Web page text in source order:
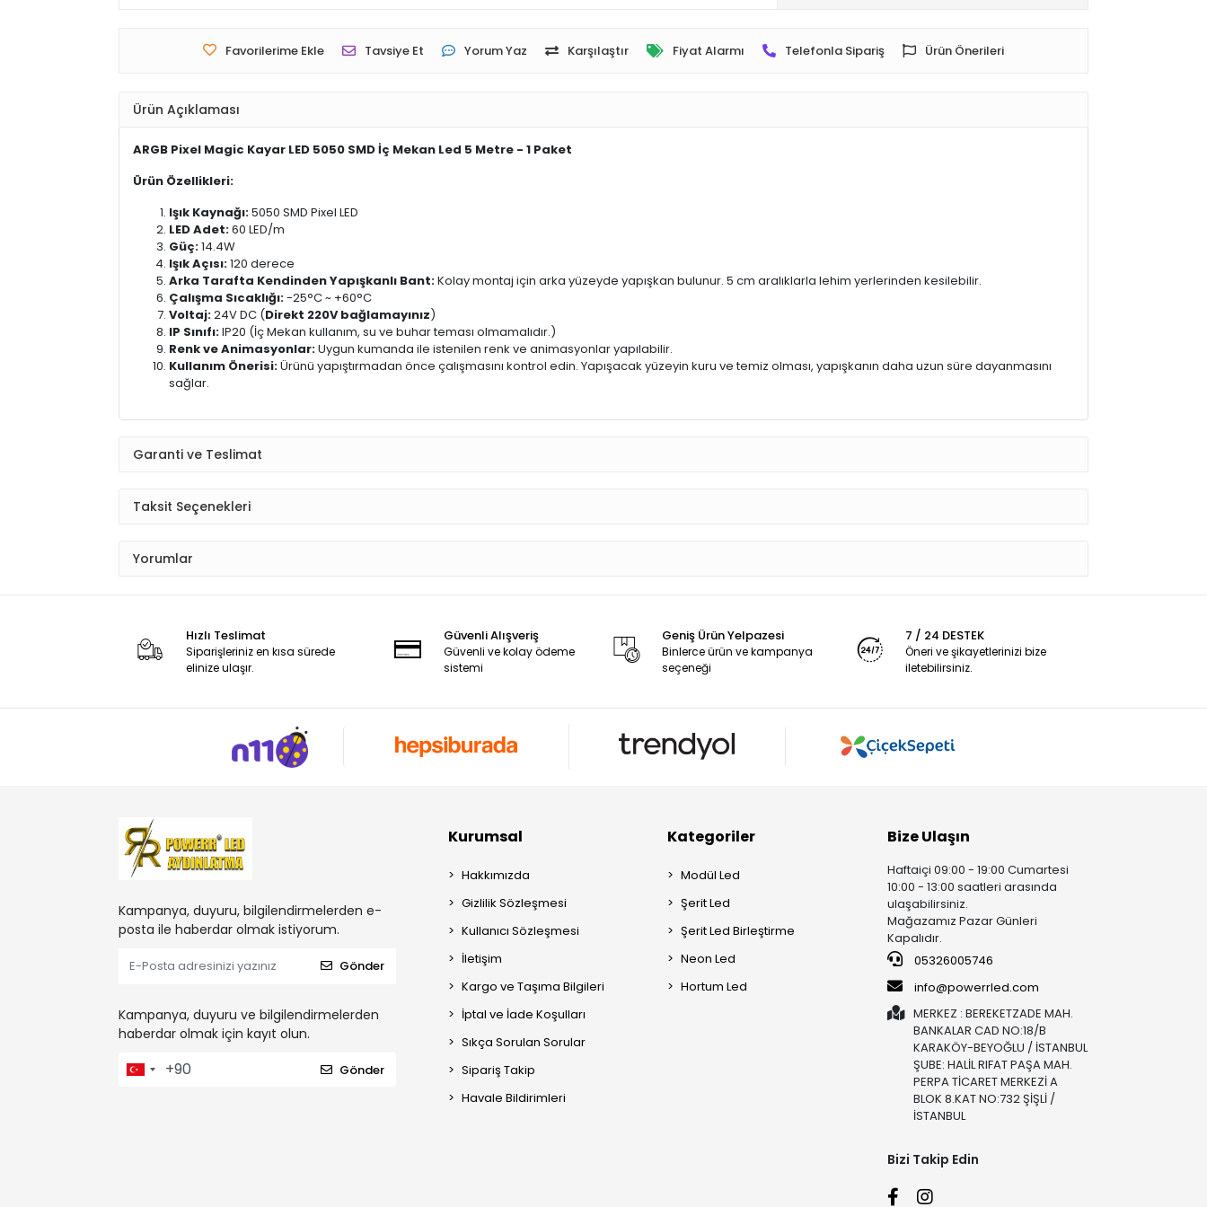
Favorilerime Ekle Tavsiye Et Yorum Yaz Karşılaştır Fiyat Alarmı Telefonla Sipariş Ürün Önerileri
Ürün Açıklaması
ARGB Pixel Magic Kayar LED 5050 SMD İç Mekan Led 5 Metre - 1 Paket
Ürün Özellikleri:
Işık Kaynağı:5050 SMD Pixel LED
LED Adet:60 LED/m
Güç:14.4W
Işık Açısı:120 derece
Arka Tarafta Kendinden Yapışkanlı Bant:Kolay montaj için arka yüzeyde yapışkan bulunur. 5 cm aralıklarla lehim yerlerinden kesilebilir.
Çalışma Sıcaklığı:-25°C ~ +60°C
Voltaj:24V DC (Direkt 220V bağlamayınız)
IP Sınıfı:IP20 (İç Mekan kullanım, su ve buhar teması olmamalıdır.)
Renk ve Animasyonlar:Uygun kumanda ile istenilen renk ve animasyonlar yapılabilir.
Kullanım Önerisi:Ürünü yapıştırmadan önce çalışmasını kontrol edin. Yapışacak yüzeyin kuru ve temiz olması, yapışkanın daha uzun süre dayanmasını
sağlar.
Garanti ve Teslimat
Taksit Seçenekleri
Yorumlar
Hızlı Teslimat
Siparişleriniz en kısa sürede
elinize ulaşır.
Güvenli Alışveriş
Güvenli ve kolay ödeme
sistemi
Geniş Ürün Yelpazesi
Binlerce ürün ve kampanya
seçeneği
7 / 24 DESTEK
Öneri ve şikayetlerinizi bize
iletebilirsiniz.
Kampanya, duyuru, bilgilendirmelerden e-
posta ile haberdar olmak istiyorum.
Gönder
Kampanya, duyuru ve bilgilendirmelerden
haberdar olmak için kayıt olun.
Gönder
Kurumsal
Hakkımızda
Gizlilik Sözleşmesi
Kullanıcı Sözleşmesi
İletişim
Kargo ve Taşıma Bilgileri
İptal ve İade Koşulları
Sıkça Sorulan Sorular
Sipariş Takip
Havale Bildirimleri
Kategoriler
Modül Led
Şerit Led
Şerit Led Birleştirme
Neon Led
Hortum Led
Bize Ulaşın
Haftaiçi 09:00 - 19:00 Cumartesi
10:00 - 13:00 saatleri arasında
ulaşabilirsiniz.
Mağazamız Pazar Günleri
Kapalıdır.
05326005746
info@powerrled.com
MERKEZ : BEREKETZADE MAH.
BANKALAR CAD NO:18/B
KARAKÖY-BEYOĞLU / İSTANBUL
ŞUBE: HALİL RIFAT PAŞA MAH.
PERPA TİCARET MERKEZİ A
BLOK 8.KAT NO:732 ŞİŞLİ /
İSTANBUL
Bizi Takip Edin